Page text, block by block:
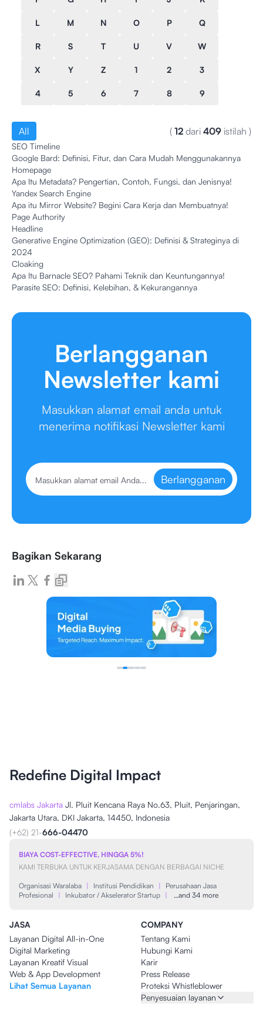
L M N O P Q
R S T U V W
X Y Z 1 2 3
4 5 6 7 8 9
All ( 12 dari 409 istilah )
SEO Timeline
Google Bard: Definisi, Fitur, dan Cara Mudah Menggunakannya
Homepage
Apa Itu Metadata? Pengertian, Contoh, Fungsi, dan Jenisnya!
Yandex Search Engine
Apa itu Mirror Website? Begini Cara Kerja dan Membuatnya!
Page Authority
Headline
Generative Engine Optimization (GEO): Definisi & Strateginya di
2024
Cloaking
Apa Itu Barnacle SEO? Pahami Teknik dan Keuntungannya!
Parasite SEO: Definisi, Kelebihan, & Kekurangannya
Berlangganan
Newsletter kami
Masukkan alamat email anda untuk
menerima notifikasi Newsletter kami
Berlangganan
Bagikan Sekarang
Redefine Digital Impact
cmlabs Jakarta Jl. Pluit Kencana Raya No.63, Pluit, Penjaringan,
Jakarta Utara, DKI Jakarta, 14450, Indonesia
(+62) 21-666-04470
BIAYA COST-EFFECTIVE, HINGGA 5%!
KAMI TERBUKA UNTUK KERJASAMA DENGAN BERBAGAI NICHE
Organisasi Waralaba | Institusi Pendidikan |
Perusahaan Jasa
Profesional
| Inkubator / Akselerator Startup | …and 34 more
JASA
Layanan Digital All-in-One
Digital Marketing
Layanan Kreatif Visual
Web & App Development
Lihat Semua Layanan
COMPANY
Tentang Kami
Hubungi Kami
Karir
Press Release
Proteksi Whistleblower
Penyesuaian layanan